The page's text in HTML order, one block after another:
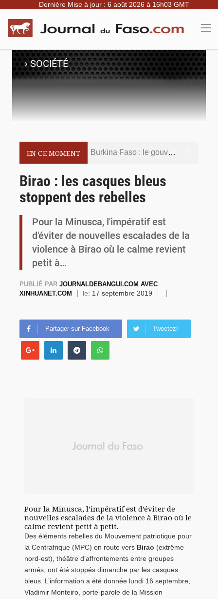
Dernière Mise à jour : 6 août 2026 à 16h03 GMT
›SOCIÉTÉ
EN CE MOMENT Burkina Faso : le gouvernement met en demeure l’artiste Kosa Pic de retirer de toutes les plateformes, ses contenus jugés contraires aux bonnes mœurs
Commémoration du 4 août : Ibrahim Traoré appelle à une mobilisation totale pour la souveraineté nationale
Birao : les casques bleus
stoppent des rebelles
Pour la Minusca, l'impératif est
d'éviter de nouvelles escalades de la
violence à Birao où le calme revient
petit à…
PUBLIÉ PAR JOURNALDEBANGUI.COM AVEC
XINHUANET.COM
le: 17 septembre 2019
Partager sur Facebook Tweetez!
Pour la Minusca, l’impératif est d’éviter de
nouvelles escalades de la violence à Birao où le
calme revient petit à petit.
Des éléments rebelles du Mouvement patriotique pour
la Centrafrique (MPC) en route vers Birao (extrême
nord-est), théâtre d’affrontements entre groupes
armés, ont été stoppés dimanche par les casques
bleus. L’information a été donnée lundi 16 septembre,
Vladimir Monteiro, porte-parole de la Mission